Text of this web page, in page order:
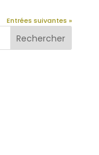
Entrées suivantes »